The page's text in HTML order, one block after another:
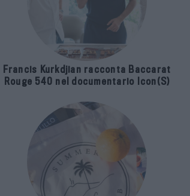
Francis Kurkdjian racconta Baccarat
Rouge 540 nel documentario Icon(S)